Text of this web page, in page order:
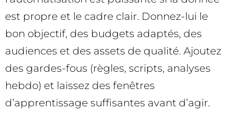
est propre et le cadre clair. Donnez-lui le
bon objectif, des budgets adaptés, des
audiences et des assets de qualité. Ajoutez
des gardes-fous (règles, scripts, analyses
hebdo) et laissez des fenêtres
d’apprentissage suffisantes avant d’agir.